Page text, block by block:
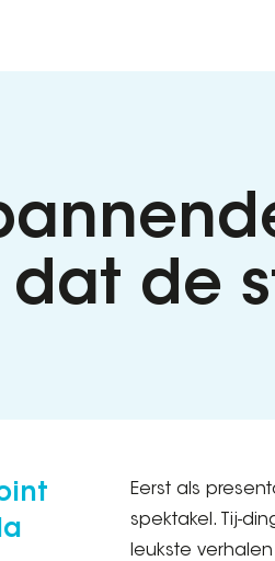
de
Eerst als
spektakel. Tij-
leukste